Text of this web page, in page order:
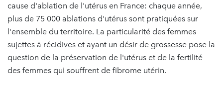
cause d'ablation de l'utérus en France: chaque année,
plus de 75 000 ablations d'utérus sont pratiquées sur
l'ensemble du territoire. La particularité des femmes
sujettes à récidives et ayant un désir de grossesse pose la
question de la préservation de l'utérus et de la fertilité
des femmes qui souffrent de fibrome utérin.